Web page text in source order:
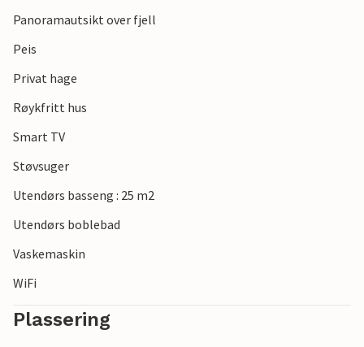
Panoramautsikt over fjell
Peis
Privat hage
Røykfritt hus
Smart TV
Støvsuger
Utendørs basseng : 25 m2
Utendørs boblebad
Vaskemaskin
WiFi
Plassering